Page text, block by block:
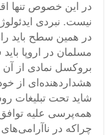
در این خصوص تنها
نیست. نبردی
در همین سطح باید
مسلمان در اروپا باید
بروکسل نمادی از آن
هشداردهنده‌ای از
شاید تحت تبلیغات
همه‌پرسی علیه